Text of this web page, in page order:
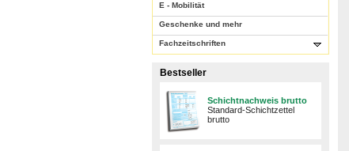
E - Mobilität
Geschenke und mehr
Fachzeitschriften
Bestseller
Schichtnachweis brutto
Standard-Schichtzettel
brutto